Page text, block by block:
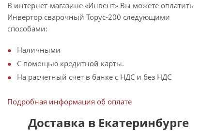
В интернет-магазине «Инвент» Вы можете оплатить
Инвертор сварочный Торус-200 следующими
способами:
Наличными
С помощью кредитной карты.
На расчетный счет в банке с НДС и без НДС
Подробная информация об оплате
Доставка в Екатеринбурге